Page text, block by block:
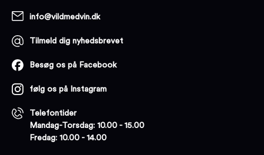
info@vildmedvin.dk
Tilmeld dig nyhedsbrevet
Besøg os på Facebook
følg os på Instagram
Telefontider
Mandag-Torsdag: 10.00 - 15.00
Fredag: 10.00 - 14.00